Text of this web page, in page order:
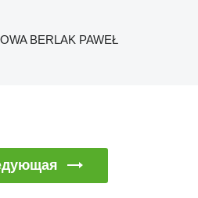
BERLAK PAWEŁ